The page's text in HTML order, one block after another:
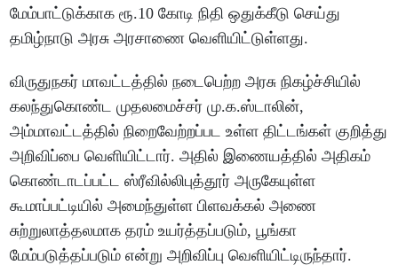
மேம்பாட்டுக்காக ரூ.10 கோடி நிதி ஒதுக்கீடு செய்து
தமிழ்நாடு அரசு அரசாணை வெளியிட்டுள்ளது.
விருதுநகர் மாவட்டத்தில் நடைபெற்ற அரசு நிகழ்ச்சியில்
கலந்துகொண்ட முதலமைச்சர் மு.க.ஸ்டாலின்,
அம்மாவட்டத்தில் நிறைவேற்றப்பட உள்ள திட்டங்கள் குறித்து
அறிவிப்பை வெளியிட்டார். அதில் இணையத்தில் அதிகம்
கொண்டாடப்பட்ட ஸ்ரீவில்லிபுத்தூர் அருகேயுள்ள
கூமாப்பட்டியில் அமைந்துள்ள பிளவக்கல் அணை
சுற்றுலாத்தலமாக தரம் உயர்த்தப்படும், பூங்கா
மேம்படுத்தப்படும் என்று அறிவிப்பு வெளியிட்டிருந்தார்.